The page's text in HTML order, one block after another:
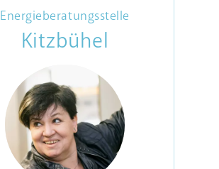
Energieberatungsstelle
Kitzbühel